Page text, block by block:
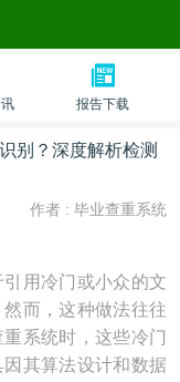
报告下载
别？深度解析检测
作者 : 毕业查重系统
用冷门或小众的文
而，这种做法往往
系统时，这些冷门
其算法设计和数据